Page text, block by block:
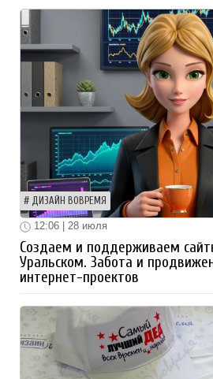
ДИЗАЙН ВОВРЕМЯ
12:06 | 28 июля
Создаем и поддерживаем
Уральском. Забота и
интернет-проектов